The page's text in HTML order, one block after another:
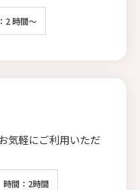
2 時間～
気軽にご利用いただ
時間：2時間